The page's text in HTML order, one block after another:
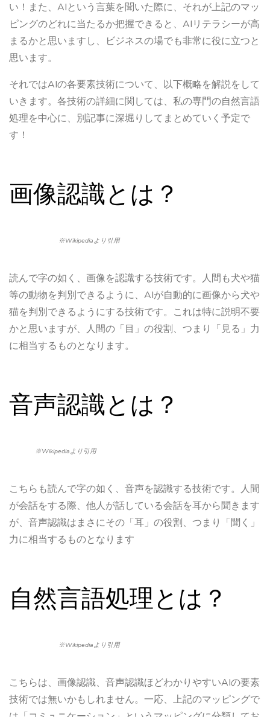
い！また、AIという言葉を聞いた際に、それが上記のマッ
ピングのどれに当たるか把握できると、AIリテラシーが高
まるかと思いますし、ビジネスの場でも非常に役に立つと
思います。
それではAIの各要素技術について、以下概略を解説をして
いきます。各技術の詳細に関しては、私の専門の自然言語
処理を中心に、別記事に深堀りしてまとめていく予定で
す！
画像認識とは？
※Wikipediaより引用
読んで字の如く、画像を認識する技術です。人間も犬や猫
等の動物を判別できるように、AIが自動的に画像から犬や
猫を判別できるようにする技術です。これは特に説明不要
かと思いますが、人間の「目」の役割、つまり「見る」力
に相当するものとなります。
音声認識とは？
※Wikipediaより引用
こちらも読んで字の如く、音声を認識する技術です。人間
が会話をする際、他人が話している会話を耳から聞きます
が、音声認識はまさにその「耳」の役割、つまり「聞く」
力に相当するものとなります
自然言語処理とは？
※Wikipediaより引用
こちらは、画像認識、音声認識ほどわかりやすいAIの要素
技術では無いかもしれません。一応、上記のマッピングで